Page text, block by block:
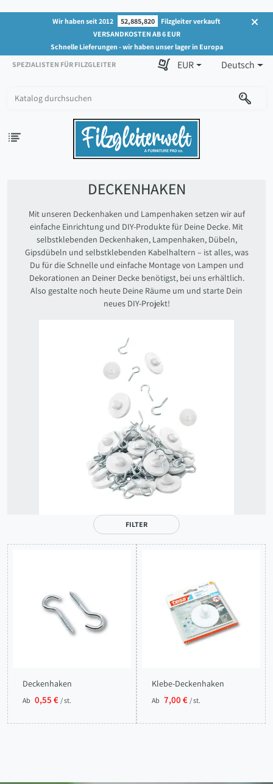
Wir haben seit 2012 52,885,820
Filzgleiter verkauft
VERSANDKOSTEN AB 6 EUR
Schnelle Lieferungen - wir haben unser lager in Europa
SPEZIALISTEN FÜR FILZGLEITER
EUR Deutsch
DECKENHAKEN
Mit unseren Deckenhaken und Lampenhaken setzen wir auf
einfache Einrichtung und DIY-Produkte für Deine Decke. Mit
selbstklebenden Deckenhaken, Lampenhaken, Dübeln,
Gipsdübeln und selbstklebenden Kabelhaltern – ist alles, was
Du für die Schnelle und einfache Montage von Lampen und
Dekorationen an Deiner Decke benötigst, bei uns erhältlich.
Also gestalte noch heute Deine Räume um und starte Dein
neues DIY-Projekt!
FILTER
Deckenhaken
Ab 0,55 € / st.
Klebe-Deckenhaken
Ab 7,00 € / st.